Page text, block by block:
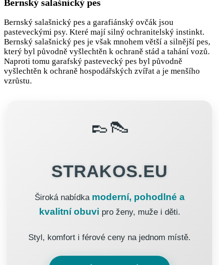
Bernský salašnický pes
Bernský salašnický pes a garafiánský ovčák jsou
pasteveckými psy. Které mají silný ochranitelský instinkt.
Bernský salašnický pes je však mnohem větší a silnější pes,
který byl původně vyšlechtěn k ochraně stád a tahání vozů.
Naproti tomu garafský pastevecký pes byl původně
vyšlechtěn k ochraně hospodářských zvířat a je menšího
vzrůstu.
👞👠
STRAKOS.EU
Široká nabídka moderní, pohodlné a
kvalitní obuvi pro ženy, muže i děti.
Styl, komfort i férové ceny na jednom místě.